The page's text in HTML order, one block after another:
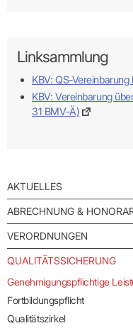
AKTUELLES
ABRECHNUNG &
VERORDNUNGEN
QUALITÄTSSICHERUNG
Genehmigungspflichtige
Fortbildungspflicht
Qualitätszirkel
KIM als
Wichtig:Damit
übermittelt
Linksammlung
KBV: QS-
KBV: Vereinbarung
31 BMV-Ä)